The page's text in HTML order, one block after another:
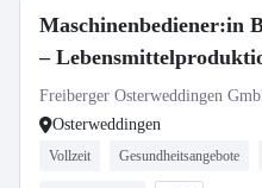
Maschinenbediener:in
–
Freiberger Osterweddingen
Osterweddingen
Vollzeit Gesundheitsangebote